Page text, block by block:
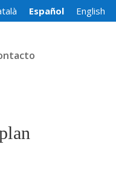
Español English